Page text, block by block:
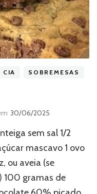
CIA SOBREMESAS
30/06/2025
sem sal 1/2
mascavo 1 ovo
ou aveia (se
100 gramas de